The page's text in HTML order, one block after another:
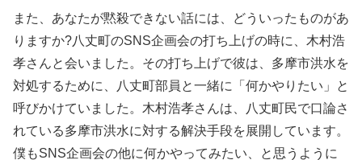
また、あなたが黙殺できない話には、どういったものがあ
りますか?八丈町のSNS企画会の打ち上げの時に、木村浩
孝さんと会いました。その打ち上げで彼は、多摩市洪水を
対処するために、八丈町部員と一緒に「何かやりたい」と
呼びかけていました。木村浩孝さんは、八丈町民で口論さ
れている多摩市洪水に対する解決手段を展開しています。
僕もSNS企画会の他に何かやってみたい、と思うように